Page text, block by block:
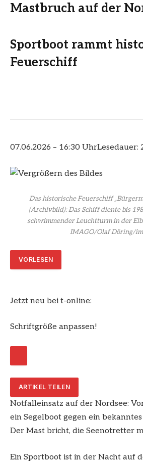
Mastbruch auf der
Sportboot rammt
Feuerschiff
07.06.2026 – 16:30 UhrLesedauer:
Das historische Feuerschiff
(Archivbild): Das Schiff diente bis
schwimmender Leuchtturm in der
IMAGO/Olaf Döring/
VORLESEN
Jetzt neu bei t-online:
Schriftgröße anpassen!
ARTIKEL TEILEN
Notfalleinsatz auf der Nordsee:
ein Segelboot gegen ein
Der Mast bricht, die Seenotretter
Ein Sportboot ist in der Nacht auf